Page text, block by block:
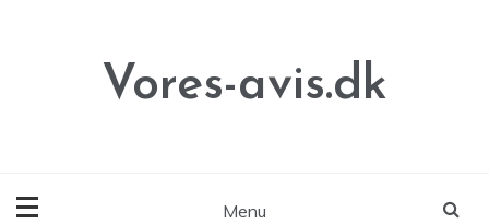
Vores-avis.dk
Menu